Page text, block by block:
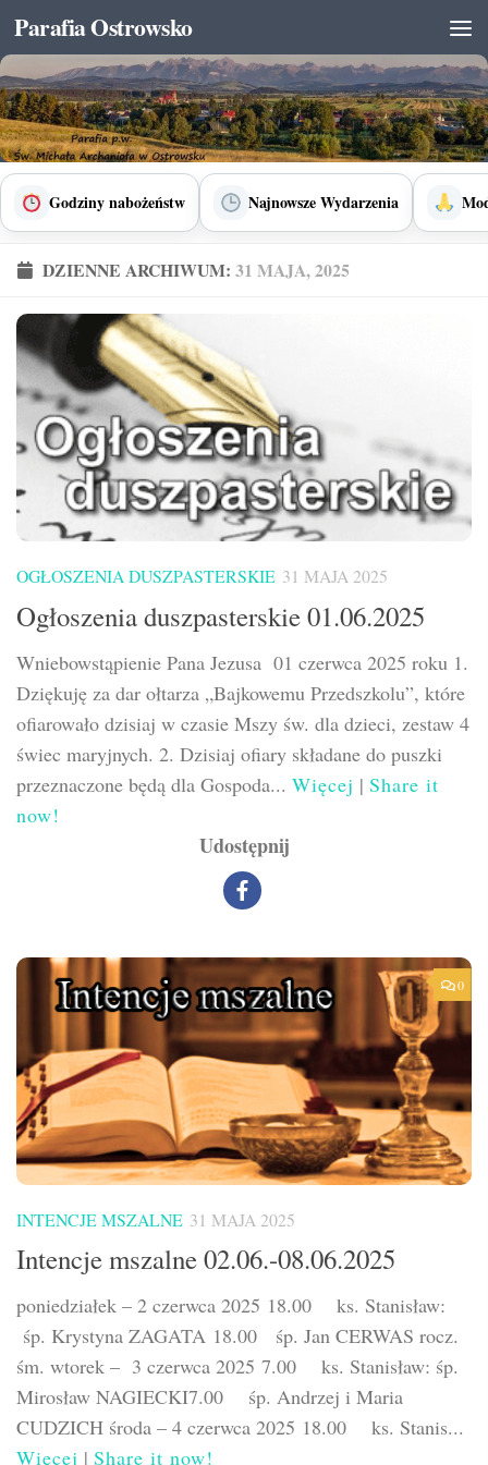
Skip to content
Parafia Ostrowsko
Godziny nabożeństw Najnowsze Wydarzenia
DZIENNE ARCHIWUM: 31 MAJA, 2025
OGŁOSZENIA DUSZPASTERSKIE 31 MAJA 2025
Ogłoszenia duszpasterskie 01.06.2025
Wniebowstąpienie Pana Jezusa 01 czerwca 2025 roku 1.
Dziękuję za dar ołtarza „Bajkowemu Przedszkolu”, które
ofiarowało dzisiaj w czasie Mszy św. dla dzieci, zestaw 4
świec maryjnych. 2. Dzisiaj ofiary składane do puszki
przeznaczone będą dla Gospoda... Więcej | Share it
now!
Udostępnij
0
INTENCJE MSZALNE 31 MAJA 2025
Intencje mszalne 02.06.-08.06.2025
poniedziałek – 2 czerwca 2025 18.00 ks. Stanisław:
śp. Krystyna ZAGATA 18.00 śp. Jan CERWAS rocz.
śm. wtorek – 3 czerwca 2025 7.00 ks. Stanisław: śp.
Mirosław NAGIECKI7.00 śp. Andrzej i Maria
CUDZICH środa – 4 czerwca 2025 18.00 ks. Stanis...
Więcej | Share it now!